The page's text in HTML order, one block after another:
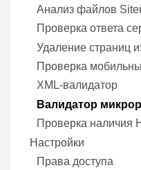
Анализ файлов
Проверка ответа
Удаление страниц
Проверка
XML-валидатор
Валидатор
Проверка наличия
Настройки
Права доступа